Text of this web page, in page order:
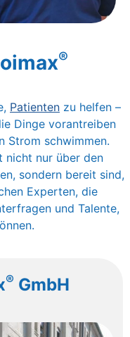
®
Patienten zu helfen –
Dinge vorantreiben
Strom schwimmen.
nicht nur über den
sondern bereit sind,
Experten, die
und Talente,
® GmbH